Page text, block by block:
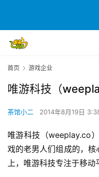
游
原
游
业
界
手
首页 游戏企业
唯游科技（
茶馆小二 2014年8月19日
唯游科技（weeplay.co
戏的老男人们组成的，
上，唯游科技专注于移动